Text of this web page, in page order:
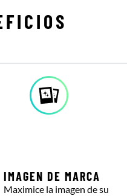
IMAGEN DE MARCA
Maximice la imagen de su